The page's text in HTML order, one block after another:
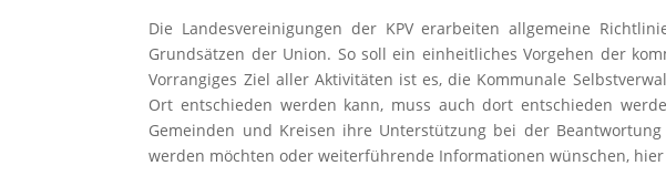
Die Landesvereinigungen der KPV erarbeiten allgemeine
Grundsätzen der Union. So soll ein einheitliches Vorgehen der
Vorrangiges Ziel aller Aktivitäten ist es, die Kommunale
Ort entschieden werden kann, muss auch dort entschieden
Gemeinden und Kreisen ihre Unterstützung bei der
werden möchten oder weiterführende Informationen wünschen,